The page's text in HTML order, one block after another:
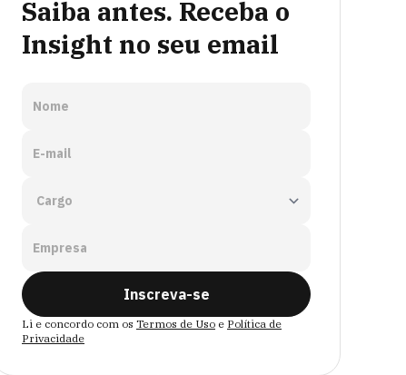
Saiba antes. Receba o
Insight no seu email
Nome
E-mail
Empresa
Inscreva-se
Li e concordo com os Termos de Uso e Política de
Privacidade